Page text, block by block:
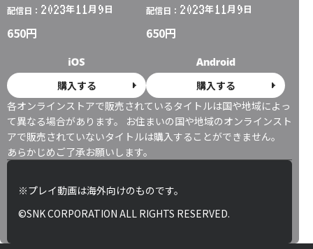
配信日： 2023年11月 9日
650円
購入する
配信日： 2023年11月 9日
650円
購入する
各オンラインストアで販売されているタイトルは国や地域によっ
て異なる場合があります。 お住まいの国や地域のオンラインスト
アで販売されていないタイトルは購入することができません。
あらかじめご了承お願いします。
※プレイ動画は海外向けのものです。
©SNK CORPORATION ALL RIGHTS RESERVED.